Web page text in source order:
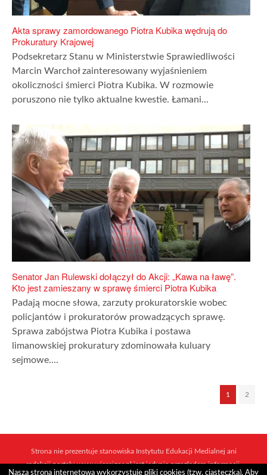
Akta sprawy zamordowanego Piotra Kubika wędrują do
Prokuratury Krajowej
Podsekretarz Stanu w Ministerstwie Sprawiedliwości
Marcin Warchoł zainteresowany wyjaśnieniem
okoliczności śmierci Piotra Kubika. W rozmowie
poruszono nie tylko aktualne kwestie. Łamani...
Senator Jan Rulewski dołączył do Akcji: „Kawa na ławę”.
Kto jest zamieszany w sprawę śmierci Piotra Kubika
Padają mocne słowa, zarzuty prokuratorskie wobec
policjantów i prokuratorów prowadzących sprawę.
Sprawa zabójstwa Piotra Kubika i postawa
limanowskiej prokuratury zdominowała kuluary
sejmowe....
1 2
Strona nie prezentuje stanowiska Instytutu Edukacji Medialnej ani
redakcji portalu www.wiescigor.pl jest jedynie przeglądem informacji,
Nasza strona internetowa wykorzystuje pliki cookies (tzw. ciasteczka). Aby